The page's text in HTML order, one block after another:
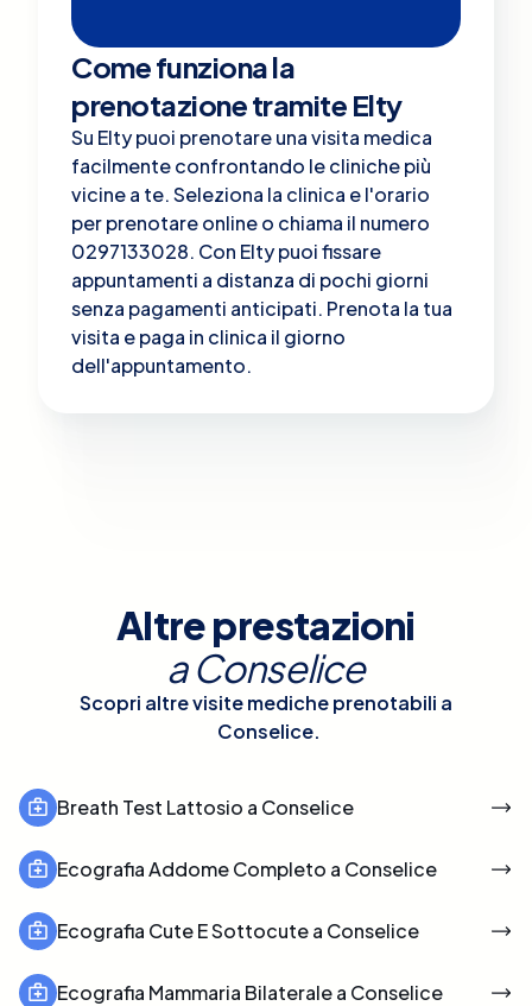
Come funziona la
prenotazione tramite Elty
Su Elty puoi prenotare una visita medica
facilmente confrontando le cliniche più
vicine a te. Seleziona la clinica e l'orario
per prenotare online o chiama il numero
0297133028. Con Elty puoi fissare
appuntamenti a distanza di pochi giorni
senza pagamenti anticipati. Prenota la tua
visita e paga in clinica il giorno
dell'appuntamento.
Altre prestazioni
aConselice
Scopri altre visite mediche prenotabili a
Conselice.
Breath Test Lattosio a Conselice
Ecografia Addome Completo a Conselice
Ecografia Cute E Sottocute a Conselice
Ecografia Mammaria Bilaterale a Conselice